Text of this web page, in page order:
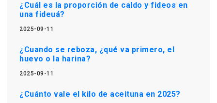
¿Cuál es la proporción de caldo y fideos en
una fideuá?
2025-09-11
¿Cuando se reboza, ¿qué va primero, el
huevo o la harina?
2025-09-11
¿Cuánto vale el kilo de aceituna en 2025?